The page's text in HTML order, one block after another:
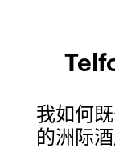
我如何
的洲际